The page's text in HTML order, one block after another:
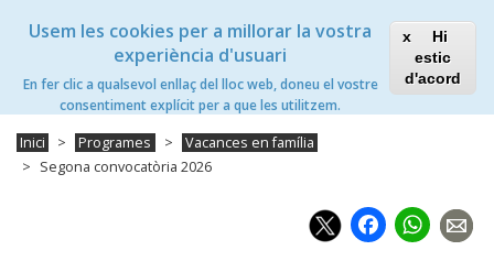
Usem les cookies per a millorar la vostra
experiència d'usuari
En fer clic a qualsevol enllaç del lloc web, doneu el vostre
consentiment explícit per a que les utilitzem.
Hi
estic
d'acord
Toggle
Xanascat
Toggle
navigation
Segona convocatòria 2026
Inici Programes
Vacances en família
Segona convocatòria 2026